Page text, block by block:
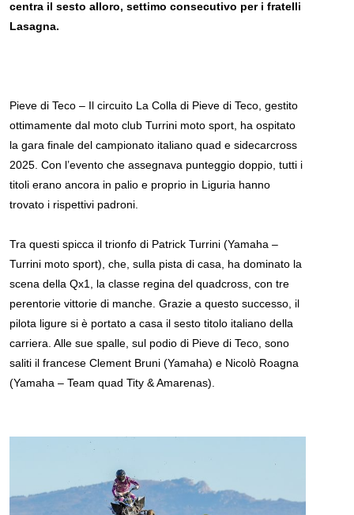
centra il sesto alloro, settimo consecutivo per i fratelli
Lasagna.
Pieve di Teco – Il circuito La Colla di Pieve di Teco, gestito
ottimamente dal moto club Turrini moto sport, ha ospitato
la gara finale del campionato italiano quad e sidecarcross
2025. Con l’evento che assegnava punteggio doppio, tutti i
titoli erano ancora in palio e proprio in Liguria hanno
trovato i rispettivi padroni.
Tra questi spicca il trionfo di Patrick Turrini (Yamaha –
Turrini moto sport), che, sulla pista di casa, ha dominato la
scena della Qx1, la classe regina del quadcross, con tre
perentorie vittorie di manche. Grazie a questo successo, il
pilota ligure si è portato a casa il sesto titolo italiano della
carriera. Alle sue spalle, sul podio di Pieve di Teco, sono
saliti il francese Clement Bruni (Yamaha) e Nicolò Roagna
(Yamaha – Team quad Tity & Amarenas).